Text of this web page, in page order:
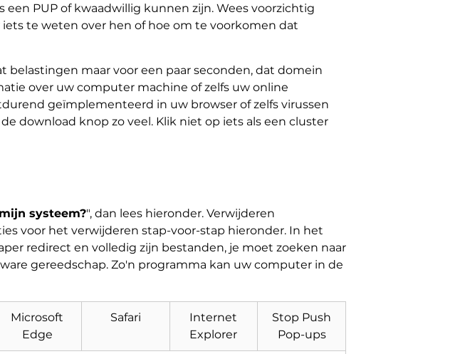
PUP of kwaadwillig kunnen zijn. Wees voorzichtig
te weten over hen of hoe om te voorkomen dat
maar voor een paar seconden, dat domein
over uw computer machine of zelfs uw online
geïmplementeerd in uw browser of zelfs virussen
download knop zo veel. Klik niet op iets als een cluster
systeem?", dan lees hieronder. Verwijderen
voor het verwijderen stap-voor-stap hieronder. In het
redirect en volledig zijn bestanden, je moet zoeken naar
gereedschap. Zo'n programma kan uw computer in de
Microsoft
Edge
Safari
Internet
Explorer
Stop Push
Pop-ups